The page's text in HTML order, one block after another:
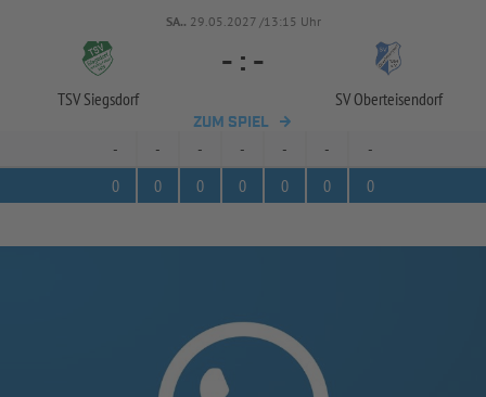
SA.. 29.05.2027 /13:15 Uhr
TSV Siegsdorf
- : -
SV Oberteisendorf
ZUM SPIEL
- - - - - -
-
0
0 0 0 0 0 0